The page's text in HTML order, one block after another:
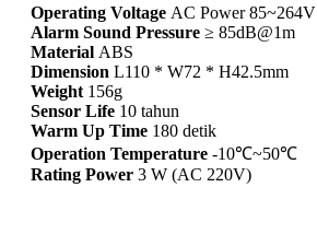
Operating Voltage AC Power 85~264V
Alarm Sound Pressure ≥ 85dB@1m
Material ABS
Dimension L110 * W72 * H42.5mm
Weight 156g
Sensor Life 10 tahun
Warm Up Time 180 detik
Operation Temperature -10℃~50℃
Rating Power 3 W (AC 220V)